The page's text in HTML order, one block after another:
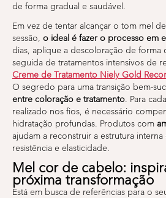
de forma gradual e saudável.
Em vez de tentar alcançar o tom mel
sessão, o ideal é fazer o processo em
dias, aplique a descoloração de forma
seguida de tratamentos intensivos de
Creme de Tratamento Niely Gold
O segredo para uma transição bem-
entre coloração e tratamento. Para
realizado nos fios, é necessário
hidratação profundas. Produtos com
ajudam a reconstruir a estrutura
resistência e elasticidade.
Mel cor de cabelo:
próxima transformação
Está em busca de referências para o